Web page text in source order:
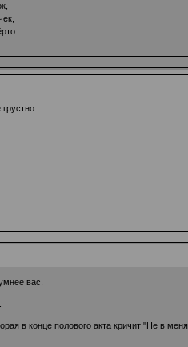
вас.
в конце полового акта кричит "Не в